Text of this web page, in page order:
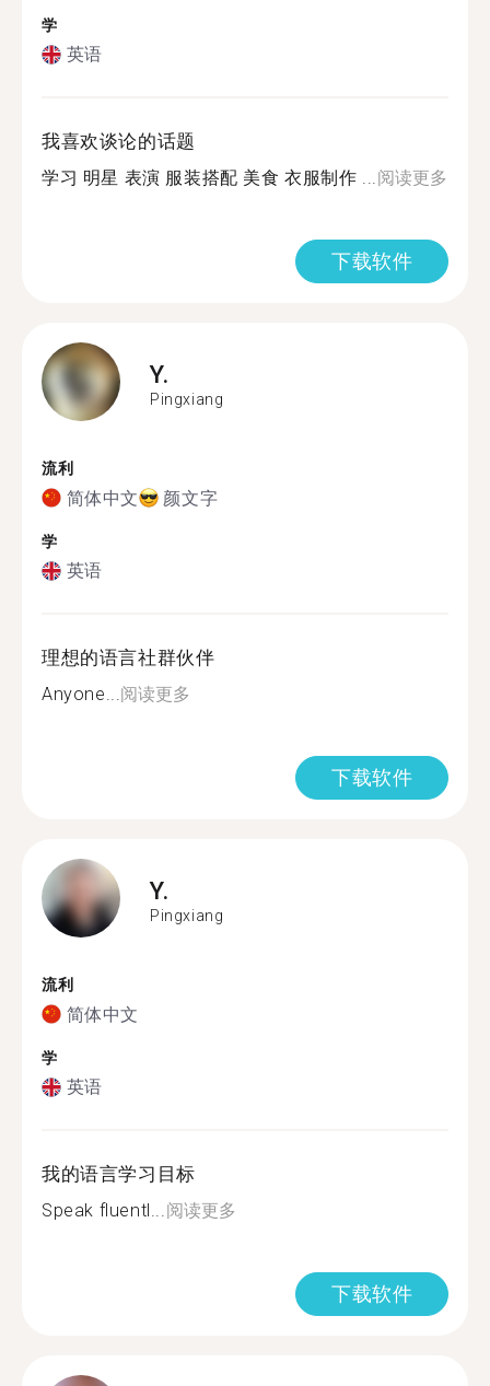
学
英语
我喜欢谈论的话题
学习 明星 表演 服装搭配 美食 衣服制作 ...阅读更多
下载软件
Y.
Pingxiang
流利
简体中文 颜文字
学
英语
理想的语言社群伙伴
Anyone...阅读更多
下载软件
Y.
Pingxiang
流利
简体中文
学
英语
我的语言学习目标
Speak fluentl...阅读更多
下载软件